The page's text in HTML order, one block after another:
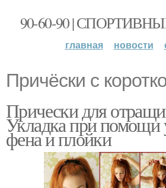
90-60-90 |
главная новости
Причёски с
Прически для
Укладка при
фена и плойки